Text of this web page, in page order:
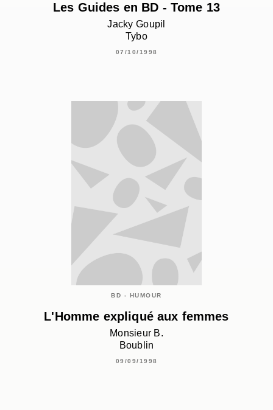
Les Guides en BD - Tome 13
Jacky Goupil
Tybo
07/10/1998
BD - HUMOUR
L'Homme expliqué aux femmes
Monsieur B.
Boublin
09/09/1998